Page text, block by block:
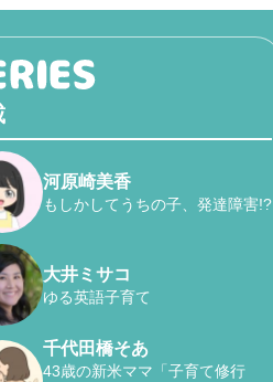
河原崎美香
もしかしてうちの子、発達障害!?
大井ミサコ
ゆる英語子育て
千代田橋そあ
43歳の新米ママ「子育て修行